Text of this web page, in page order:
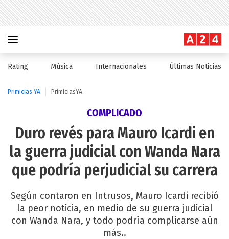
Rating Música Internacionales Últimas Noticias
Primicias YA PrimiciasYA
COMPLICADO
Duro revés para Mauro Icardi en
la guerra judicial con Wanda Nara
que podría perjudicial su carrera
Según contaron en Intrusos, Mauro Icardi recibió
la peor noticia, en medio de su guerra judicial
con Wanda Nara, y todo podría complicarse aún
más..